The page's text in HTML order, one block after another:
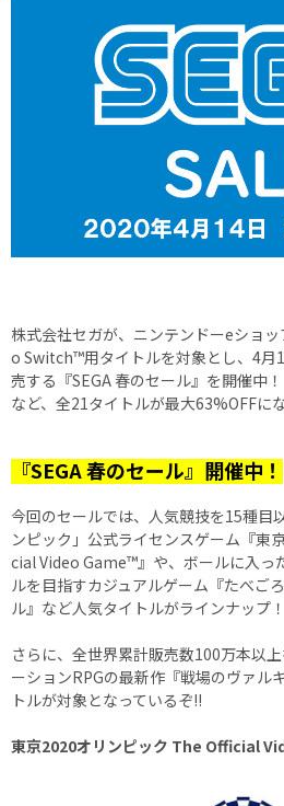
株式会社セガが、ニンテンドーeショ
o Switch™用タイトルを対象とし、4月
売する『SEGA 春のセール』を開催中
など、全21タイトルが最大63%OFFに
『SEGA 春のセール』開催中！
今回のセールでは、人気競技を15種目
ンピック」公式ライセンスゲーム『東
cial Video Game™』や、ボールに入っ
ルを目指すカジュアルゲーム『たべご
ル』など人気タイトルがラインナップ！
さらに、全世界累計販売数100万本以
ーションRPGの最新作『戦場のヴァル
トルが対象となっているぞ!!
東京2020オリンピック The Official